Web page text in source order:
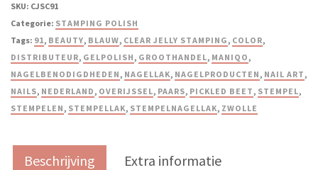
SKU: CJSC91
Categorie: STAMPING POLISH
Tags: 91, BEAUTY, BLAUW, CLEAR JELLY STAMPING, COLOR,
DISTRIBUTEUR, GELPOLISH, GROOTHANDEL, MANIQO,
NAGELBENODIGDHEDEN, NAGELLAK, NAGELPRODUCTEN, NAIL ART,
NAILS, NEDERLAND, OVERIJSSEL, PAARS, PICKLED BEET, STEMPEL,
STEMPELEN, STEMPELLAK, STEMPELNAGELLAK, ZWOLLE
Beschrijving
Extra informatie